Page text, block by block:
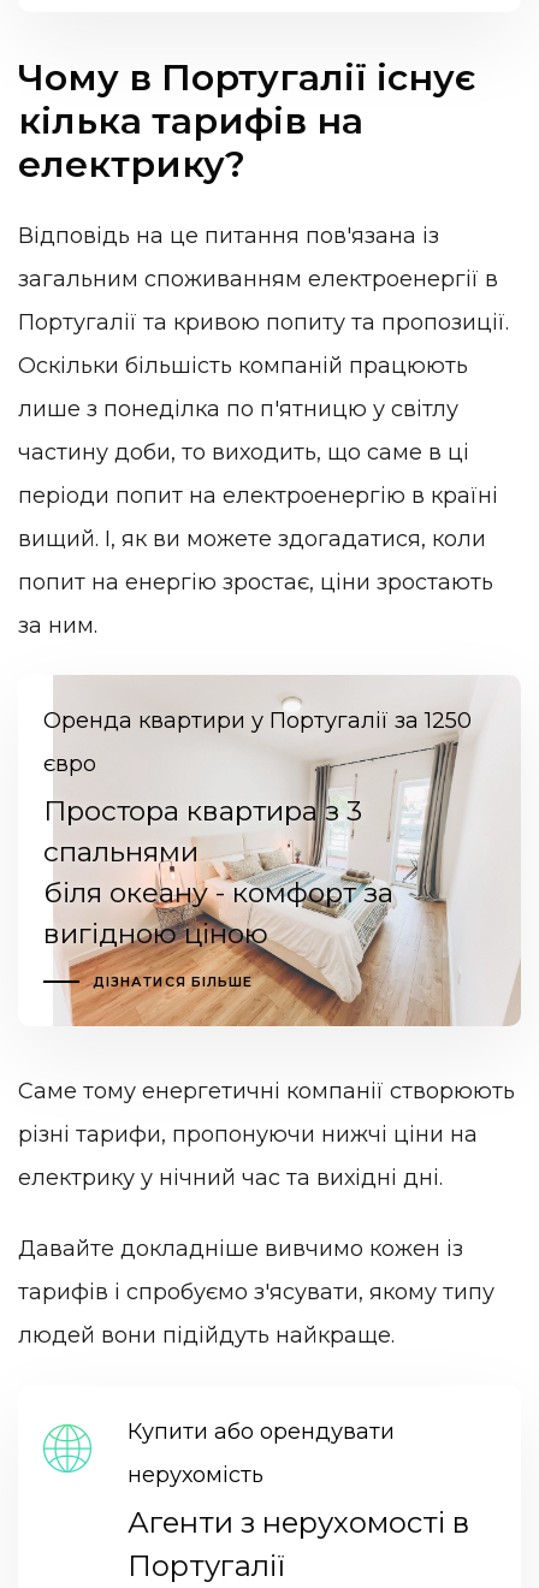
Чому в Португалії існує
кілька тарифів на
електрику?
Відповідь на це питання пов'язана із
загальним споживанням електроенергії в
Португалії та кривою попиту та пропозиції.
Оскільки більшість компаній працюють
лише з понеділка по п'ятницю у світлу
частину доби, то виходить, що саме в ці
періоди попит на електроенергію в країні
вищий. І, як ви можете здогадатися, коли
попит на енергію зростає, ціни зростають
за ним.
Оренда квартири у Португалії за 1250
євро
Простора квартира з 3
спальнями
біля океану - комфорт за
вигідною ціною
ДІЗНАТИСЯ БІЛЬШЕ
Саме тому енергетичні компанії створюють
різні тарифи, пропонуючи нижчі ціни на
електрику у нічний час та вихідні дні.
Давайте докладніше вивчимо кожен із
тарифів і спробуємо з'ясувати, якому типу
людей вони підійдуть найкраще.
Купити або орендувати
нерухомість
Агенти з нерухомості в
Португалії